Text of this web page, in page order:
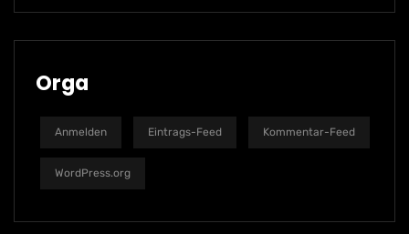
Orga
Anmelden Eintrags-Feed Kommentar-Feed
WordPress.org